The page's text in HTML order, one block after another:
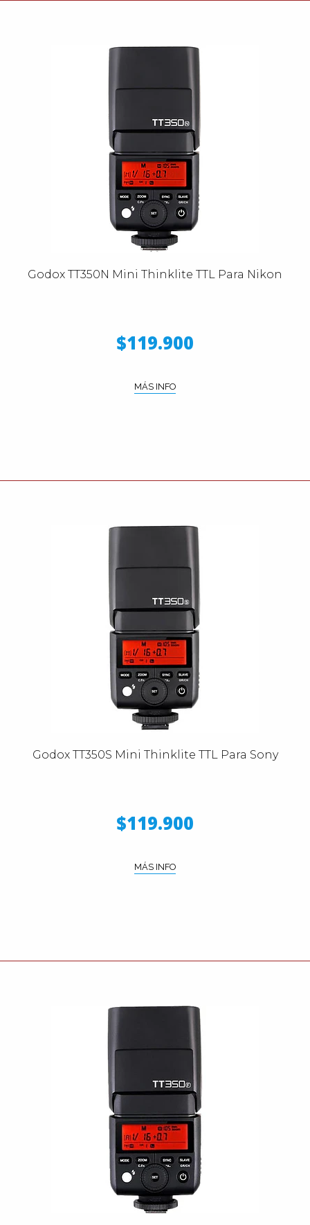
Godox TT350N Mini Thinklite TTL Para Nikon
$119.900
MÁS INFO
Godox TT350S Mini Thinklite TTL Para Sony
$119.900
MÁS INFO